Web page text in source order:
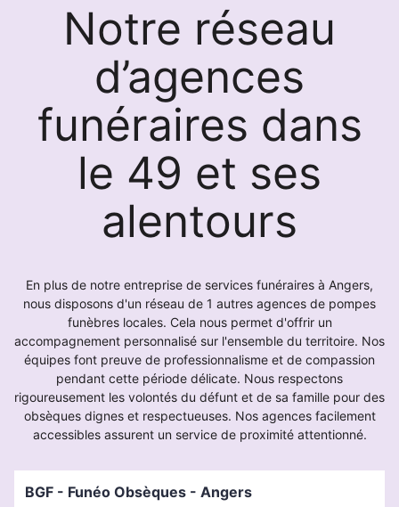
Notre réseau
d’agences
funéraires dans
le 49 et ses
alentours
En plus de notre entreprise de services funéraires à Angers,
nous disposons d'un réseau de 1 autres agences de pompes
funèbres locales. Cela nous permet d'offrir un
accompagnement personnalisé sur l'ensemble du territoire. Nos
équipes font preuve de professionnalisme et de compassion
pendant cette période délicate. Nous respectons
rigoureusement les volontés du défunt et de sa famille pour des
obsèques dignes et respectueuses. Nos agences facilement
accessibles assurent un service de proximité attentionné.
BGF - Funéo Obsèques - Angers